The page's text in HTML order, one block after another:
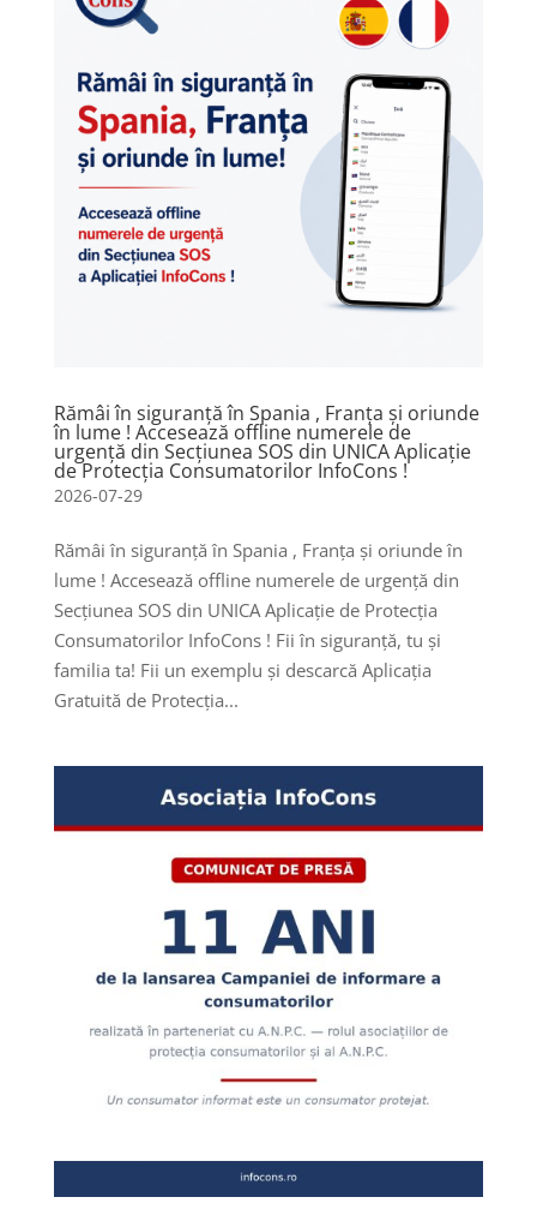
Rămâi în siguranță în Spania , Franța și oriunde
în lume ! Accesează offline numerele de
urgență din Secțiunea SOS din UNICA Aplicație
de Protecția Consumatorilor InfoCons !
2026-07-29
Rămâi în siguranță în Spania , Franța și oriunde în
lume ! Accesează offline numerele de urgență din
Secțiunea SOS din UNICA Aplicație de Protecția
Consumatorilor InfoCons ! Fii în siguranță, tu și
familia ta! Fii un exemplu și descarcă Aplicația
Gratuită de Protecția...